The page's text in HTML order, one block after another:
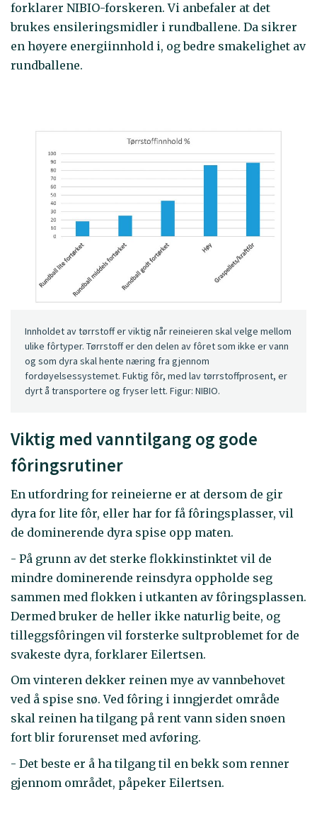
forklarer NIBIO-forskeren. Vi anbefaler at det
brukes ensileringsmidler i rundballene. Da sikrer
en høyere energiinnhold i, og bedre smakelighet av
rundballene.
Innholdet av tørrstoff er viktig når reineieren skal velge mellom
ulike fôrtyper. Tørrstoff er den delen av fôret som ikke er vann
og som dyra skal hente næring fra gjennom
fordøyelsessystemet. Fuktig fôr, med lav tørrstoffprosent, er
dyrt å transportere og fryser lett. Figur: NIBIO.
Viktig med vanntilgang og gode
fôringsrutiner
En utfordring for reineierne er at dersom de gir
dyra for lite fôr, eller har for få fôringsplasser, vil
de dominerende dyra spise opp maten.
- På grunn av det sterke flokkinstinktet vil de
mindre dominerende reinsdyra oppholde seg
sammen med flokken i utkanten av fôringsplassen.
Dermed bruker de heller ikke naturlig beite, og
tilleggsfôringen vil forsterke sultproblemet for de
svakeste dyra, forklarer Eilertsen.
Om vinteren dekker reinen mye av vannbehovet
ved å spise snø. Ved fôring i inngjerdet område
skal reinen ha tilgang på rent vann siden snøen
fort blir forurenset med avføring.
- Det beste er å ha tilgang til en bekk som renner
gjennom området, påpeker Eilertsen.